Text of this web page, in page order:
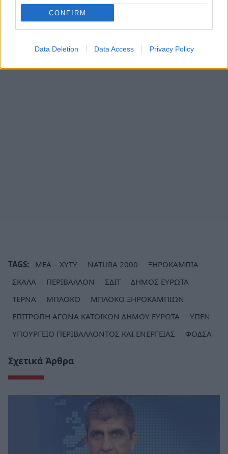
CONFIRM
Data Deletion Data Access Privacy Policy
TAGS: ΜΕΑ – ΧΥΤΥ NATURA 2000
ΞΗΡΟΚΑΜΠΙΑ
ΣΚΑΛΑ
ΠΕΡΙΒΑΛΛΟΝ ΣΔΙΤ
ΔΗΜΟΣ ΕΥΡΩΤΑ
ΤΕΡΝΑ
ΜΠΛΟΚΟ
ΜΠΛΟΚΟ ΞΗΡΟΚΑΜΠΙΩΝ
ΕΠΙΤΡΟΠΗ ΑΓΩΝΑ ΚΑΤΟΙΚΩΝ ΔΗΜΟΥ ΕΥΡΩΤΑ
ΥΠΕΝ
ΥΠΟΥΡΓΕΙΟ ΠΕΡΙΒΑΛΛΟΝΤΟΣ ΚΑΙ ΕΝΕΡΓΕΙΑΣ
ΦΟΔΣΑ
Σχετικά Άρθρα